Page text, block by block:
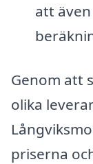
att
Genom att
olika
priserna